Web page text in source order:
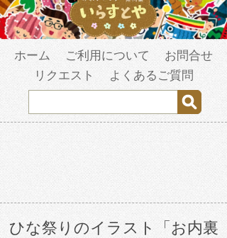
ホーム ご利用について
お問合せ
リクエスト
よくあるご質問
ひな祭りのイラスト「お内裏